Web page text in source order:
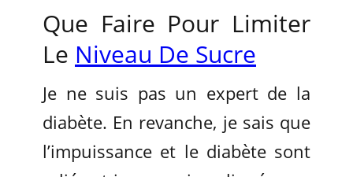
Que Faire Pour Limiter
Le Niveau De Sucre
Je ne suis pas un expert de la
diabète. En revanche, je sais que
l’impuissance et le diabète sont